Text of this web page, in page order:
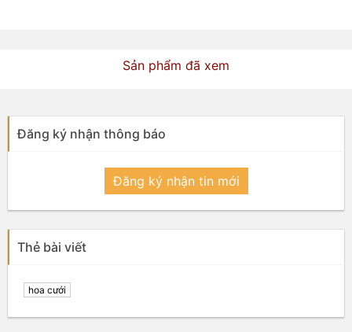
Sản phẩm đã xem
Đăng ký nhận thông báo
Đăng ký nhận tin mới
Thẻ bài viết
hoa cưới